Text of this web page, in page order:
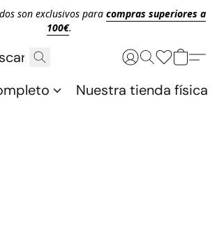
son exclusivos para compras superiores a
100€.
Nuestra tienda física